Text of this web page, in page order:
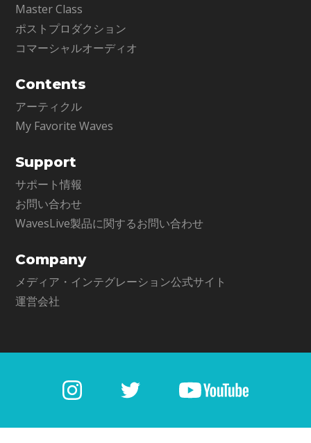
Master Class
ポストプロダクション
コマーシャルオーディオ
Contents
アーティクル
My Favorite Waves
Support
サポート情報
お問い合わせ
WavesLive製品に関するお問い合わせ
Company
メディア・インテグレーション公式サイト
運営会社